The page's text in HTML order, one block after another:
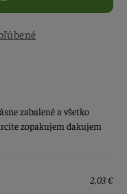
zabalené a všetko
zopakujem dakujem
2,03 €